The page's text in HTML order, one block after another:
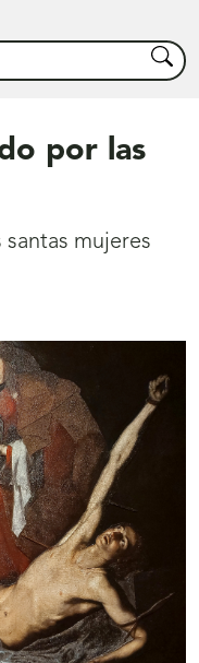
Buscar
por las
santas mujeres